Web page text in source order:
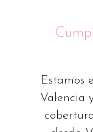
Estamos
Valencia